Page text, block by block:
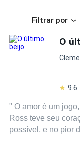
Filtrar por
O
9.6
" O amor é um jogo, e
Ross teve seu
possível, e no pior
ela fez do amor